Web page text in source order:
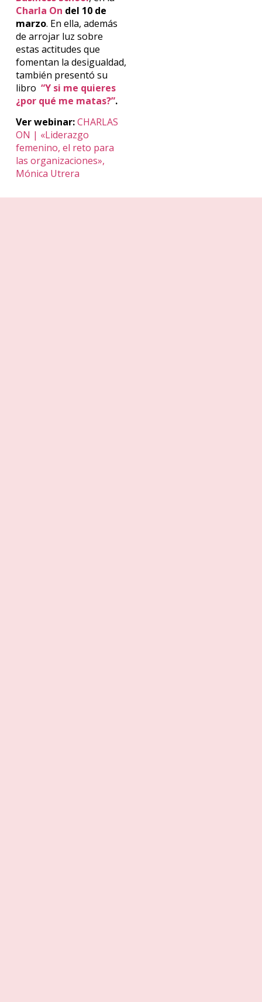
Charla On del 10 de
marzo. En ella, además
de arrojar luz sobre
estas actitudes que
fomentan la desigualdad,
también presentó su
libro “Y si me quieres
¿por qué me matas?”.
Ver webinar:CHARLAS
ON | «Liderazgo
femenino, el reto para
las organizaciones»,
Mónica Utrera